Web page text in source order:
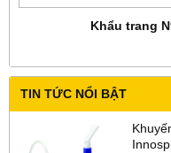
Khẩu trang
TIN TỨC NỔI BẬT